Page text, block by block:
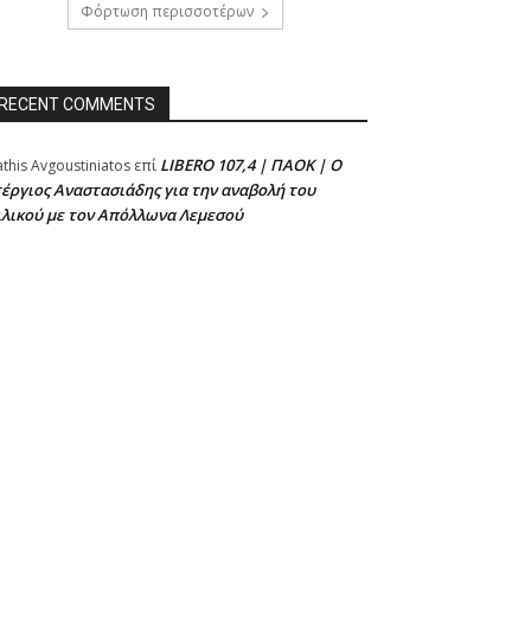
Φόρτωση περισσοτέρων
COMMENTS
Avgoustiniatos επί LIBERO 107,4 | ΠΑΟΚ | Ο
Αναστασιάδης για την αναβολή του
με τον Απόλλωνα Λεμεσού